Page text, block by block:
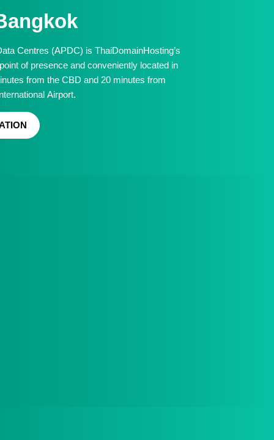
Centres (APDC) is ThaiDomainHosting’s
of presence and conveniently located in
from the CBD and 20 minutes from
Airport.